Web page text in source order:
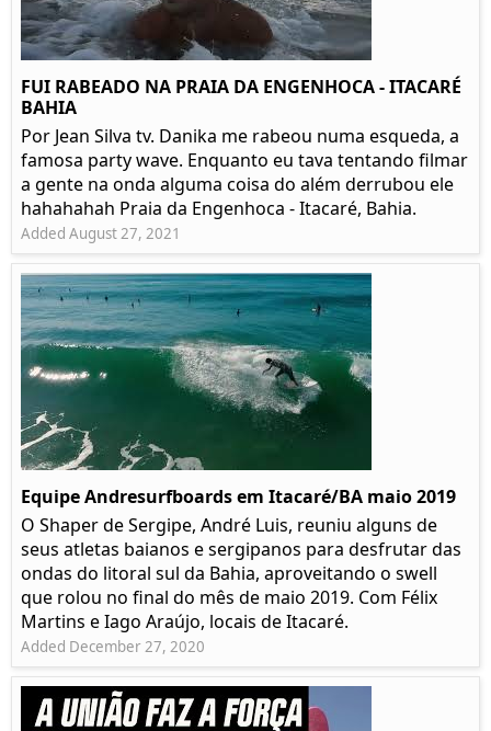
FUI RABEADO NA PRAIA DA ENGENHOCA - ITACARÉ
BAHIA
Por Jean Silva tv. Danika me rabeou numa esqueda, a
famosa party wave. Enquanto eu tava tentando filmar
a gente na onda alguma coisa do além derrubou ele
hahahahah Praia da Engenhoca - Itacaré, Bahia.
Added August 27, 2021
Equipe Andresurfboards em Itacaré/BA maio 2019
O Shaper de Sergipe, André Luis, reuniu alguns de
seus atletas baianos e sergipanos para desfrutar das
ondas do litoral sul da Bahia, aproveitando o swell
que rolou no final do mês de maio 2019. Com Félix
Martins e Iago Araújo, locais de Itacaré.
Added December 27, 2020